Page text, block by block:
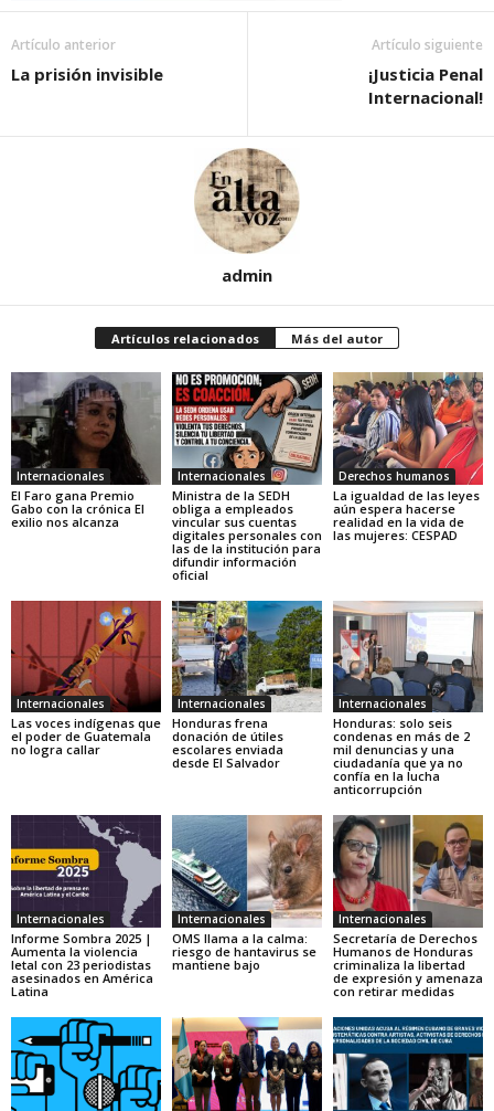
Artículo anterior
La prisión invisible
Artículo siguiente
¡Justicia Penal
Internacional!
admin
Artículos relacionados Más del autor
Internacionales
El Faro gana Premio
Gabo con la crónica El
exilio nos alcanza
Internacionales
Ministra de la SEDH
obliga a empleados
vincular sus cuentas
digitales personales con
las de la institución para
difundir información
oficial
Derechos humanos
La igualdad de las leyes
aún espera hacerse
realidad en la vida de
las mujeres: CESPAD
Internacionales
Las voces indígenas que
el poder de Guatemala
no logra callar
Internacionales
Honduras frena
donación de útiles
escolares enviada
desde El Salvador
Internacionales
Honduras: solo seis
condenas en más de 2
mil denuncias y una
ciudadanía que ya no
confía en la lucha
anticorrupción
Internacionales
Informe Sombra 2025 |
Aumenta la violencia
letal con 23 periodistas
asesinados en América
Latina
Internacionales
OMS llama a la calma:
riesgo de hantavirus se
mantiene bajo
Internacionales
Secretaría de Derechos
Humanos de Honduras
criminaliza la libertad
de expresión y amenaza
con retirar medidas